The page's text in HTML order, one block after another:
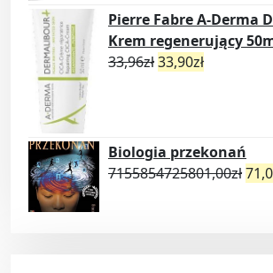
Pierre Fabre A-Derma
Krem regenerujący
33,96zł33,90zł
Biologia przekonań
7155854725801,00zł